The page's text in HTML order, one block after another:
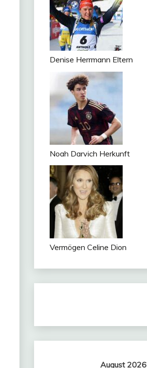
Denise Herrmann Eltern
Noah Darvich Herkunft
Vermögen Celine Dion
August 2026